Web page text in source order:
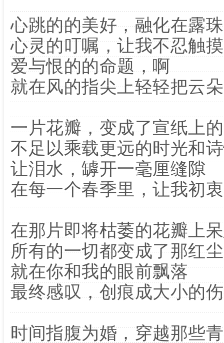
心跳的的美好，融化在露
心灵的叮嘱，让我不忍触摸
爱与恨的的命题，啊
就在风的指尖上轻轻把云
一片花瓣，变成了宣纸上
不足以乘载更远的时光和
让泪水，罅开一毫厘缝隙
在每一个春季里，让我初
在那片即将枯萎的花瓣上
所有的一切都变成了那红尘
就在你和我的眼前飘落
最终感叹，创痕成大小的
时间指腹为婚，穿越那些